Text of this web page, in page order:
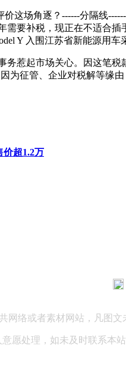
场角逐？------分隔线
要补税，现正在不适合
Y 入围江苏省新能源用车
起市场关心。因这笔税
为征管、企业对税解等缘
价超1.2万
络或者素材网站，凡图
愿处理，如未及时联系本